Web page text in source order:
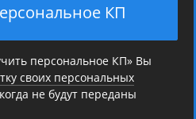
КП
персональное КП» Вы
своих персональных
не будут переданы